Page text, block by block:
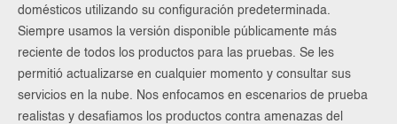
domésticos utilizando su configuración predeterminada.
Siempre usamos la versión disponible públicamente más
reciente de todos los productos para las pruebas. Se les
permitió actualizarse en cualquier momento y consultar sus
servicios en la nube. Nos enfocamos en escenarios de prueba
realistas y desafiamos los productos contra amenazas del